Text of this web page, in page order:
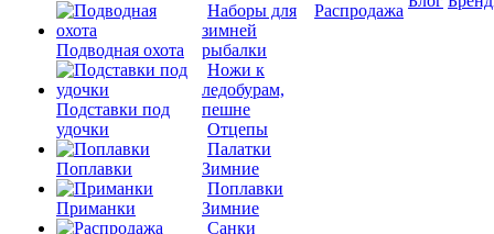
Подводная охота
Подставки под
удочки
Поплавки
Приманки
Наборы для
зимней
рыбалки
Ножи к
ледобурам,
пешне
Отцепы
Палатки
Зимние
Поплавки
Зимние
Санки
Распродажа